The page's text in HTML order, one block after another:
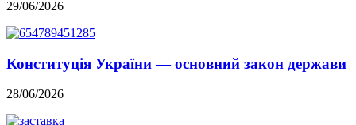
29/06/2026
Конституція України — основний закон держави
28/06/2026